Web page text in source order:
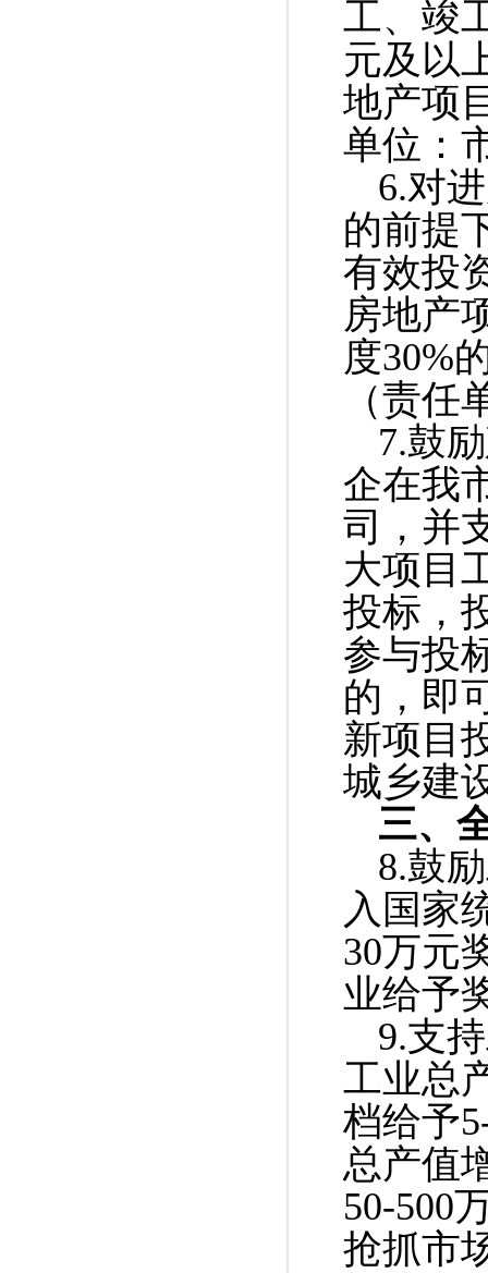
工、竣
元及以
地产项
单位：
6.对
的前提
有效投
房地产
度30%
（责任
7.鼓
企在我
司，并
大项目
投标，
参与投
的，即
新项目
城乡建
三、
8.鼓
入国家
30万元
业给予
9.支
工业总
档给予
总产值
50-500
抢抓市